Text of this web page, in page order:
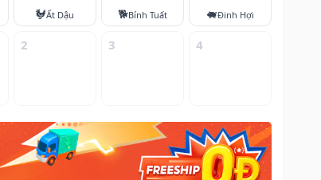
🐓Ất Dậu 🐕Bính Tuất 🐖Đinh Hợi
2 3 4